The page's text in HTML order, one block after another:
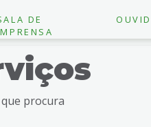
DE
procura